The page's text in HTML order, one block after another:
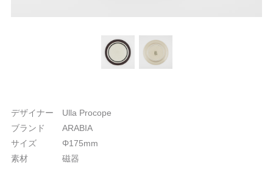
デザイナー Ulla Procope
ブランド ARABIA
サイズ Φ175mm
素材 磁器